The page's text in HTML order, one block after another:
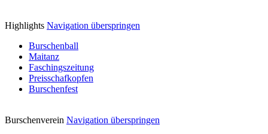
Highlights Navigation überspringen
Burschenball
Maitanz
Faschingszeitung
Preisschafkopfen
Burschenfest
Burschenverein Navigation überspringen